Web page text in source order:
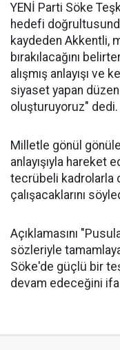
YENİ Parti Söke
hedefi
kaydeden Akkentli,
bırakılacağını
alışmış anlayışı ve
siyaset yapan
oluşturuyoruz" dedi.
Milletle gönül
anlayışıyla hareket
tecrübeli kadrolarla
çalışacaklarını
Açıklamasını
sözleriyle
Söke'de güçlü bir
devam edeceğini